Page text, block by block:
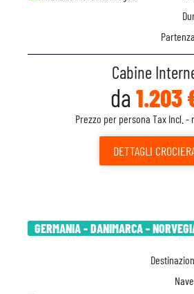
Cabine
da 1.203
Prezzo per persona Tax Incl. -
DETTAGLI
GERMANIA - DANIMARCA -